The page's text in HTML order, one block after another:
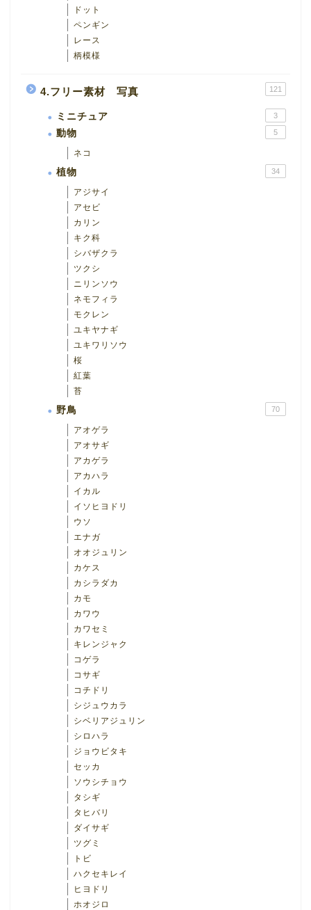
ドット
ペンギン
レース
柄模様
4.フリー素材 写真 121
ミニチュア 3
動物 5
ネコ
植物 34
アジサイ
アセビ
カリン
キク科
シバザクラ
ツクシ
ニリンソウ
ネモフィラ
モクレン
ユキヤナギ
ユキワリソウ
桜
紅葉
苔
野鳥 70
アオゲラ
アオサギ
アカゲラ
アカハラ
イカル
イソヒヨドリ
ウソ
エナガ
オオジュリン
カケス
カシラダカ
カモ
カワウ
カワセミ
キレンジャク
コゲラ
コサギ
コチドリ
シジュウカラ
シベリアジュリン
シロハラ
ジョウビタキ
セッカ
ソウシチョウ
タシギ
タヒバリ
ダイサギ
ツグミ
トビ
ハクセキレイ
ヒヨドリ
ホオジロ